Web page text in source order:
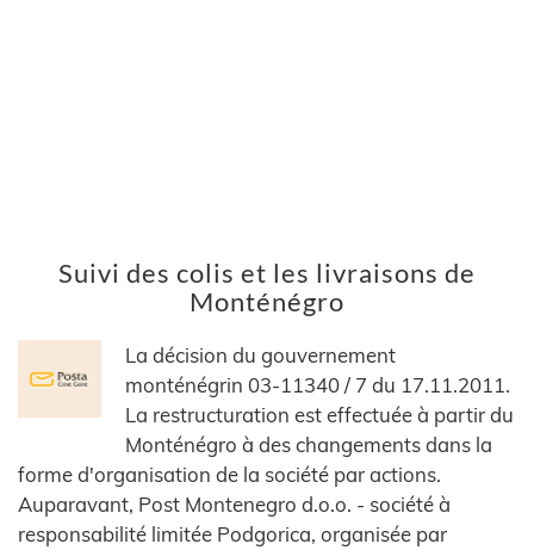
Suivi des colis et les livraisons de
Monténégro
La décision du gouvernement
monténégrin 03-11340 / 7 du 17.11.2011.
La restructuration est effectuée à partir du
Monténégro à des changements dans la
forme d'organisation de la société par actions.
Auparavant, Post Montenegro d.o.o. - société à
responsabilité limitée Podgorica, organisée par